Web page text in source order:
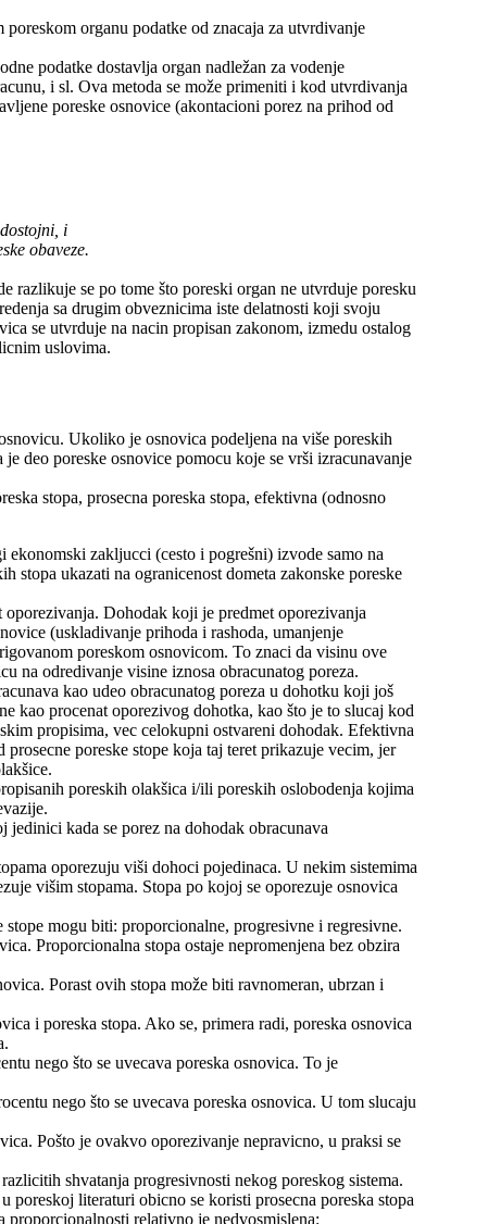
organu podatke od znacaja za utvrdivanje
podatke dostavlja organ nadležan za vodenje
i sl. Ova metoda se može primeniti i kod utvrdivanja
poreske osnovice (akontacioni porez na prihod od
i
obaveze.
razlikuje se po tome što poreski organ ne utvrduje poresku
sa drugim obveznicima iste delatnosti koji svoju
se utvrduje na nacin propisan zakonom, izmedu ostalog
uslovima.
Ukoliko je osnovica podeljena na više poreskih
deo poreske osnovice pomocu koje se vrši izracunavanje
stopa, prosecna poreska stopa, efektivna (odnosno
ekonomski zakljucci (cesto i pogrešni) izvode samo na
stopa ukazati na ogranicenost dometa zakonske poreske
Dohodak koji je predmet oporezivanja
(uskladivanje prihoda i rashoda, umanjenje
poreskom osnovicom. To znaci da visinu ove
na odredivanje visine iznosa obracunatog poreza.
kao udeo obracunatog poreza u dohotku koji još
kao procenat oporezivog dohotka, kao što je to slucaj kod
propisima, vec celokupni ostvareni dohodak. Efektivna
poreske stope koja taj teret prikazuje vecim, jer
poreskih olakšica i/ili poreskih oslobodenja kojima
jedinici kada se porez na dohodak obracunava
oporezuju viši dohoci pojedinaca. U nekim sistemima
višim stopama. Stopa po kojoj se oporezuje osnovica
mogu biti: proporcionalne, progresivne i regresivne.
Proporcionalna stopa ostaje nepromenjena bez obzira
Porast ovih stopa može biti ravnomeran, ubrzan i
i poreska stopa. Ako se, primera radi, poreska osnovica
nego što se uvecava poreska osnovica. To je
nego što se uvecava poreska osnovica. U tom slucaju
Pošto je ovakvo oporezivanje nepravicno, u praksi se
shvatanja progresivnosti nekog poreskog sistema.
poreskoj literaturi obicno se koristi prosecna poreska stopa
relativno je nedvosmislena: